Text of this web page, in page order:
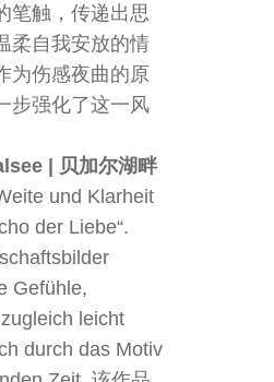
笔触，传递出思
柔自我安放的情
为伤感夜曲的原
步强化了这一风
| 贝加尔湖畔
und Klarheit
der Liebe“.
Gefühle,
leicht
durch das Motiv